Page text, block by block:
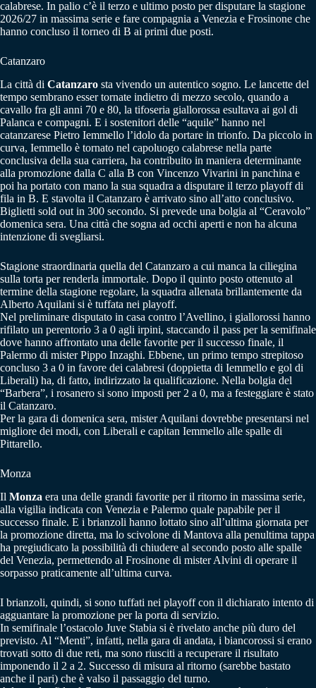
calabrese. In palio c’è il terzo e ultimo posto per disputare la stagione
2026/27 in massima serie e fare compagnia a Venezia e Frosinone che
hanno concluso il torneo di B ai primi due posti.
Catanzaro
La città di Catanzaro sta vivendo un autentico sogno. Le lancette del
tempo sembrano esser tornate indietro di mezzo secolo, quando a
cavallo fra gli anni 70 e 80, la tifoseria giallorossa esultava ai gol di
Palanca e compagni. E i sostenitori delle “aquile” hanno nel
catanzarese Pietro Iemmello l’idolo da portare in trionfo. Da piccolo in
curva, Iemmello è tornato nel capoluogo calabrese nella parte
conclusiva della sua carriera, ha contribuito in maniera determinante
alla promozione dalla C alla B con Vincenzo Vivarini in panchina e
poi ha portato con mano la sua squadra a disputare il terzo playoff di
fila in B. E stavolta il Catanzaro è arrivato sino all’atto conclusivo.
Biglietti sold out in 300 secondo. Si prevede una bolgia al “Ceravolo”
domenica sera. Una città che sogna ad occhi aperti e non ha alcuna
intenzione di svegliarsi.
Stagione straordinaria quella del Catanzaro a cui manca la ciliegina
sulla torta per renderla immortale. Dopo il quinto posto ottenuto al
termine della stagione regolare, la squadra allenata brillantemente da
Alberto Aquilani si è tuffata nei playoff.
Nel preliminare disputato in casa contro l’Avellino, i giallorossi hanno
rifilato un perentorio 3 a 0 agli irpini, staccando il pass per la semifinale
dove hanno affrontato una delle favorite per il successo finale, il
Palermo di mister Pippo Inzaghi. Ebbene, un primo tempo strepitoso
concluso 3 a 0 in favore dei calabresi (doppietta di Iemmello e gol di
Liberali) ha, di fatto, indirizzato la qualificazione. Nella bolgia del
“Barbera”, i rosanero si sono imposti per 2 a 0, ma a festeggiare è stato
il Catanzaro.
Per la gara di domenica sera, mister Aquilani dovrebbe presentarsi nel
migliore dei modi, con Liberali e capitan Iemmello alle spalle di
Pittarello.
Monza
Il Monza era una delle grandi favorite per il ritorno in massima serie,
alla vigilia indicata con Venezia e Palermo quale papabile per il
successo finale. E i brianzoli hanno lottato sino all’ultima giornata per
la promozione diretta, ma lo scivolone di Mantova alla penultima tappa
ha pregiudicato la possibilità di chiudere al secondo posto alle spalle
del Venezia, permettendo al Frosinone di mister Alvini di operare il
sorpasso praticamente all’ultima curva.
I brianzoli, quindi, si sono tuffati nei playoff con il dichiarato intento di
agguantare la promozione per la porta di servizio.
In semifinale l’ostacolo Juve Stabia si è rivelato anche più duro del
previsto. Al “Menti”, infatti, nella gara di andata, i biancorossi si erano
trovati sotto di due reti, ma sono riusciti a recuperare il risultato
imponendo il 2 a 2. Successo di misura al ritorno (sarebbe bastato
anche il pari) che è valso il passaggio del turno.